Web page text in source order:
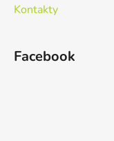
Kontakty
Facebook